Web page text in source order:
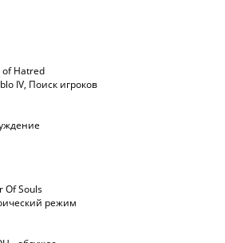
of Hatred
IV, Поиск игроков
Of Souls
режим